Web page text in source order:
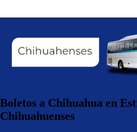
Boletos a Chihuahua en
Chihuahuenses